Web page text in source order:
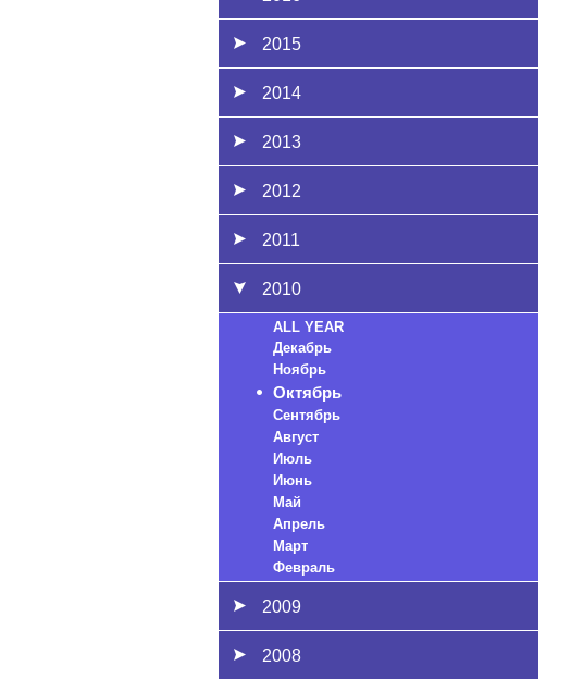
2015
2014
2013
2012
2011
2010
ALL YEAR
Декабрь
Ноябрь
Октябрь
Сентябрь
Август
Июль
Июнь
Май
Апрель
Март
Февраль
2009
2008